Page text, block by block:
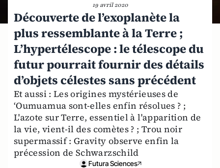
19 avril 2020
Découverte de l’exoplanète la
plus ressemblante à la Terre ;
L’hypertélescope : le télescope du
futur pourrait fournir des détails
d’objets célestes sans précédent
Et aussi : Les origines mystérieuses de
ʻOumuamua sont-elles enfin résolues ? ;
L'azote sur Terre, essentiel à l'apparition de
la vie, vient-il des comètes ? ; Trou noir
supermassif : Gravity observe enfin la
précession de Schwarzschild
Futura Sciences